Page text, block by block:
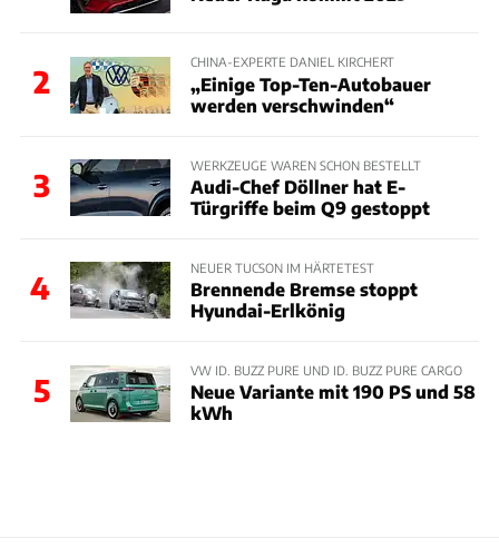
2
CHINA-EXPERTE DANIEL KIRCHERT
„Einige Top-Ten-Autobauer
werden verschwinden“
3
WERKZEUGE WAREN SCHON BESTELLT
Audi-Chef Döllner hat E-
Türgriffe beim Q9 gestoppt
4
NEUER TUCSON IM HÄRTETEST
Brennende Bremse stoppt
Hyundai-Erlkönig
5
VW ID. BUZZ PURE UND ID. BUZZ PURE CARGO
Neue Variante mit 190 PS und 58
kWh